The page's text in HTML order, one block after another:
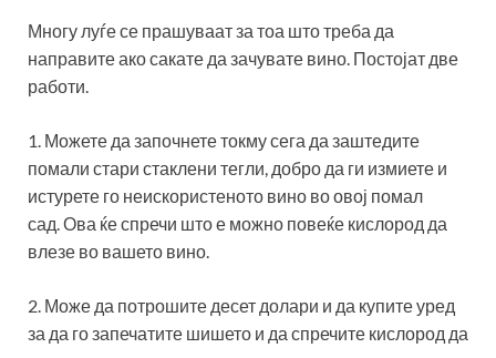
Многу луѓе се прашуваат за тоа што треба да
направите ако сакате да зачувате вино. Постојат две
работи.
1. Можете да започнете токму сега да заштедите
помали стари стаклени тегли, добро да ги измиете и
истурете го неискористеното вино во овој помал
сад. Ова ќе спречи што е можно повеќе кислород да
влезе во вашето вино.
2. Може да потрошите десет долари и да купите уред
за да го запечатите шишето и да спречите кислород да